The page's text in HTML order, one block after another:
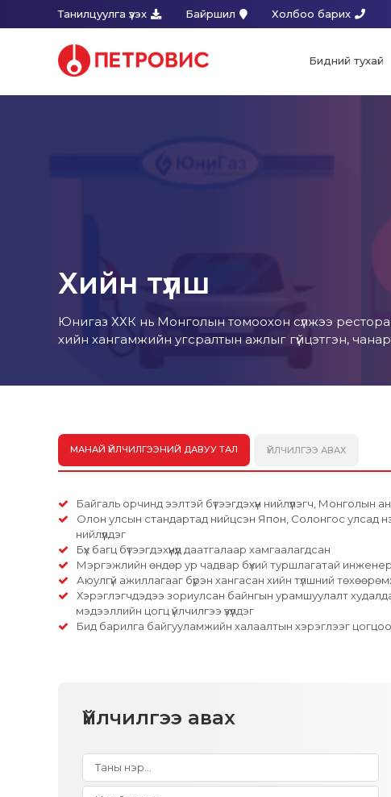
Танилцуулга үзэх Байршил Холбоо барих
Бидний тухай
Хийн түлш
Юнигаз ХХК нь Монголын томоохон сүлжээ ресторан,
хийн хангамжийн угсралтын ажлыг гүйцэтгэн,
МАНАЙ ҮЙЛЧИЛГЭЭНИЙ ДАВУУ ТАЛ ҮЙЛЧИЛГЭЭ АВАХ
Байгаль орчинд ээлтэй бүтээгдэхүүн нийлүүлэгч,
Олон улсын стандартад нийцсэн Япон, Солонгос улсад
нийлүүлдэг
Бүх багц бүтээгдэхүүнүүд даатгалаар хамгаалагдсан
Мэргэжлийн өндөр ур чадвар бүхий туршлагатай
Аюулгүй ажиллагааг бүрэн хангасан хийн түлшний
Хэрэглэгчдэдээ зориулсан байнгын урамшуулалт
мэдээллийн цогц үйлчилгээ үзүүлдэг
Бид барилга байгууламжийн халаалтын хэрэглээг
Үйлчилгээ авах